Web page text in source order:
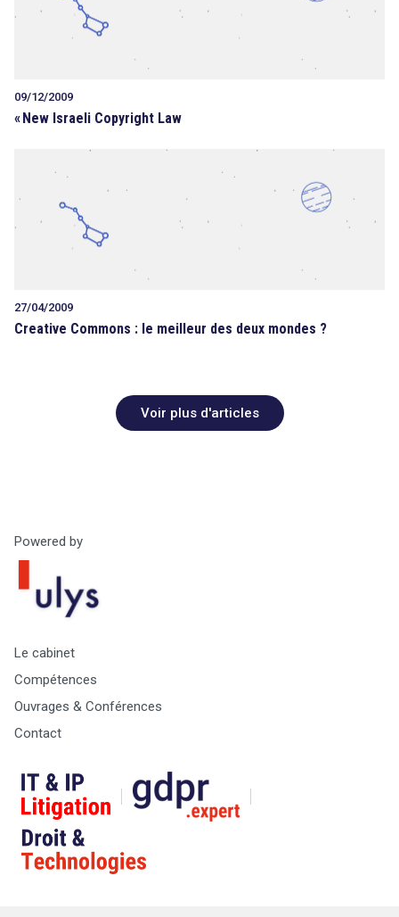
09/12/2009
«New Israeli Copyright Law
27/04/2009
Creative Commons : le meilleur des deux mondes ?
Voir plus d'articles
Powered by
Le cabinet
Compétences
Ouvrages & Conférences
Contact